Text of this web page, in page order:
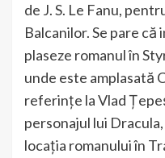
de J. S. Le Fanu,
Balcanilor. Se pare
plaseze romanul în
unde este amplasată
referințe la Vlad
personajul lui
locația romanului în